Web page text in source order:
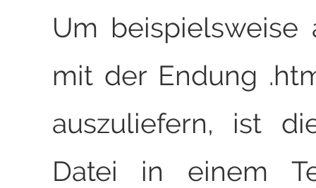
Um beispielsweise
mit der Endung
auszuliefern, ist
Datei in einem